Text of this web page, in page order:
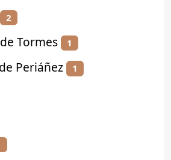
2
Tormes 1
Periáñez 1